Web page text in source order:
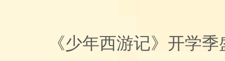
《少年西游记》开学